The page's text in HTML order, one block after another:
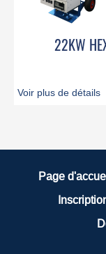
22KW
Voir plus de détails
Page